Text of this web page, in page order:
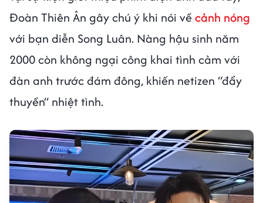
Đoàn Thiên Ân gây chú ý khi nói về cảnh nóng
với bạn diễn Song Luân. Nàng hậu sinh năm
2000 còn không ngại công khai tình cảm với
đàn anh trước đám đông, khiến netizen “đẩy
thuyền” nhiệt tình.